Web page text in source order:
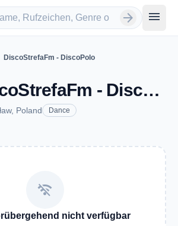
arrow_forward menu
DiscoStrefaFm - DiscoPolo
DiscoStrefaFm - DiscoPolo - Wrocław
Poland Dance
wifi_off
nicht verfügbar